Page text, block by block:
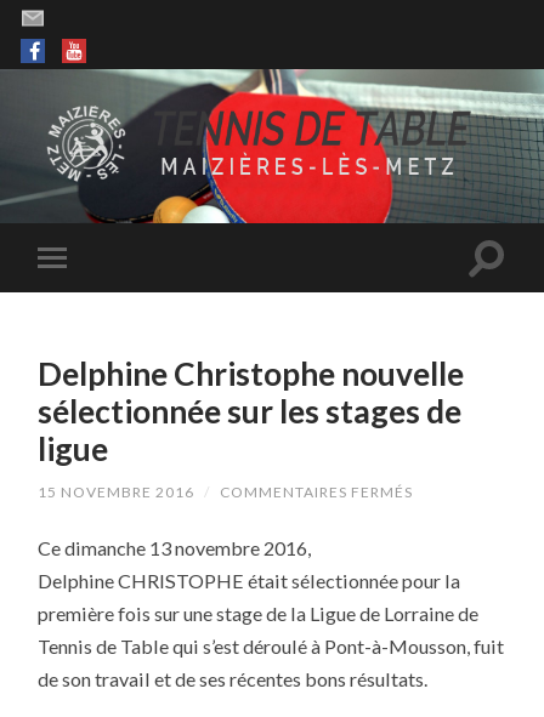
Delphine Christophe nouvelle
sélectionnée sur les stages de
ligue
15 NOVEMBRE 2016 / COMMENTAIRES FERMÉS
SUR
STAGES
LIGUE
Ce dimanche 13 novembre 2016,
Delphine CHRISTOPHE était sélectionnée pour la
première fois sur une stage de la Ligue de Lorraine de
Tennis de Table qui s’est déroulé à Pont-à-Mousson, fuit
de son travail et de ses récentes bons résultats.